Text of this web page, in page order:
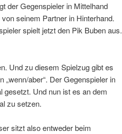
der Gegenspieler in Mittelhand
seinem Partner in Hinterhand.
spielt jetzt den Pik Buben aus.
Und zu diesem Spielzug gibt es
aber“. Der Gegenspieler in
gesetzt. Und nun ist es an dem
zu setzen.
sitzt also entweder beim